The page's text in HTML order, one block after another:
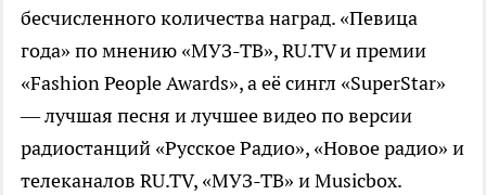
бесчисленного количества наград. «Певица
года» по мнению «МУЗ-ТВ», RU.TV и премии
«Fashion People Awards», а её сингл «SuperStar»
― лучшая песня и лучшее видео по версии
радиостанций «Русское Радио», «Новое радио» и
телеканалов RU.TV, «МУЗ-ТВ» и Musicbox.